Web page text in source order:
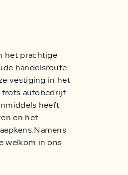
het prachtige
handelsroute
vestiging in het
trots autobedrijf
heeft
en het
welkom in ons